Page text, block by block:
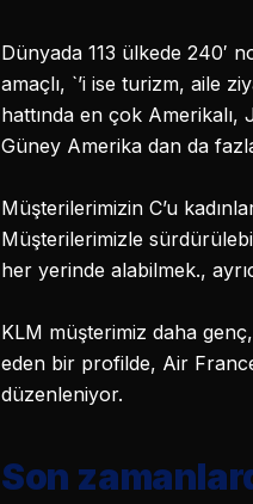
Dünyada 113 ülkede 240′
amaçlı, `’i ise turizm, aile
hattında en çok
Güney Amerika dan da
Müşterilerimizin C’u
Müşterilerimizle
her yerinde alabilmek.,
KLM müşterimiz daha
eden bir profilde, Air
düzenleniyor.
Son